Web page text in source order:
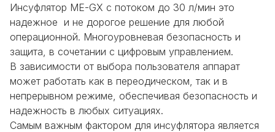
Инсуфлятор ME-GX с потоком до 30 л/мин это
надежное и не дорогое решение для любой
операционной. Многоуровневая безопасность и
защита, в сочетании с цифровым управлением.
В зависимости от выбора пользователя аппарат
может работать как в переодическом, так и в
непрерывном режиме, обеспечивая безопасность и
надежность в любых ситуациях.
Самым важным фактором для инсуфлятора является